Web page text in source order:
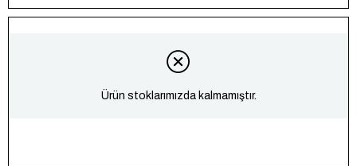
Ürün stoklarımızda kalmamıştır.